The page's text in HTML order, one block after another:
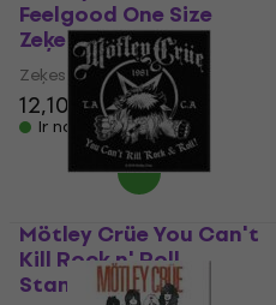
Feelgood One Size
Zeķes
Zeķes
12,10 €
Ir noliktavā
Mötley Crüe You Can't
Kill Rock n' Roll
Standard Patch